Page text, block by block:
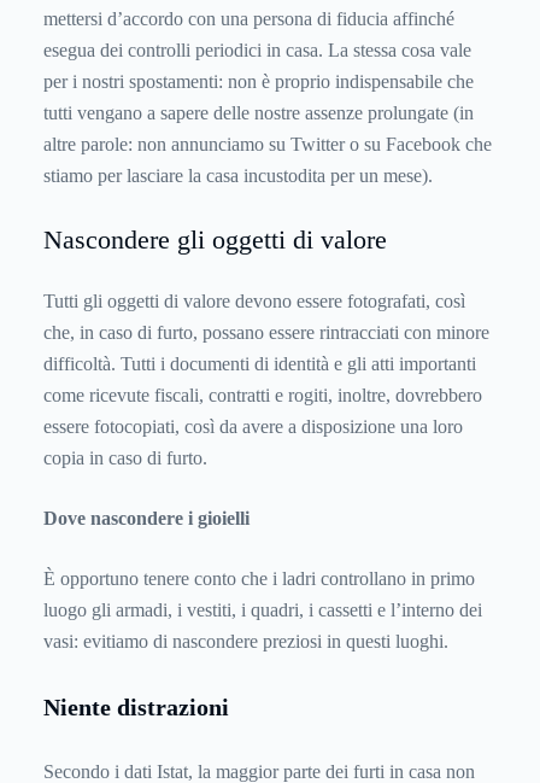
mettersi d’accordo con una persona di fiducia affinché
esegua dei controlli periodici in casa. La stessa cosa vale
per i nostri spostamenti: non è proprio indispensabile che
tutti vengano a sapere delle nostre assenze prolungate (in
altre parole: non annunciamo su Twitter o su Facebook che
stiamo per lasciare la casa incustodita per un mese).
Nascondere gli oggetti di valore
Tutti gli oggetti di valore devono essere fotografati, così
che, in caso di furto, possano essere rintracciati con minore
difficoltà. Tutti i documenti di identità e gli atti importanti
come ricevute fiscali, contratti e rogiti, inoltre, dovrebbero
essere fotocopiati, così da avere a disposizione una loro
copia in caso di furto.
Dove nascondere i gioielli
È opportuno tenere conto che i ladri controllano in primo
luogo gli armadi, i vestiti, i quadri, i cassetti e l’interno dei
vasi: evitiamo di nascondere preziosi in questi luoghi.
Niente distrazioni
Secondo i dati Istat, la maggior parte dei furti in casa non